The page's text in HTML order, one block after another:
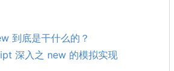
到底是干什么的？
深入之 new 的模拟实现